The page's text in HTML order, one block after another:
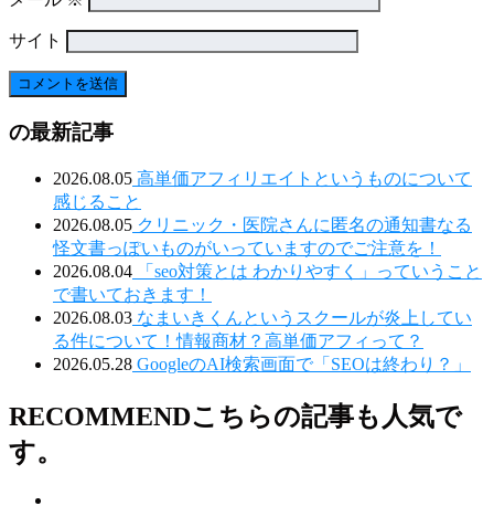
サイト
の最新記事
2026.08.05 高単価アフィリエイトというものについて
感じること
2026.08.05 クリニック・医院さんに匿名の通知書なる
怪文書っぽいものがいっていますのでご注意を！
2026.08.04 「seo対策とは わかりやすく」っていうこと
で書いておきます！
2026.08.03 なまいきくんというスクールが炎上してい
る件について！情報商材？高単価アフィって？
2026.05.28 GoogleのAI検索画面で「SEOは終わり？」
RECOMMENDこちらの記事も人気で
す。